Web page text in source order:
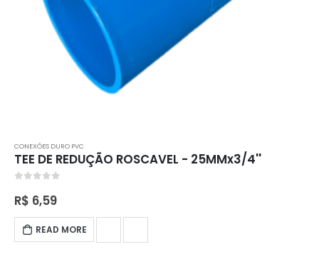
CONEXÕES DURO PVC
TEE DE REDUÇÃO ROSCAVEL - 25MMx3/4''
R$ 6,59
READ MORE